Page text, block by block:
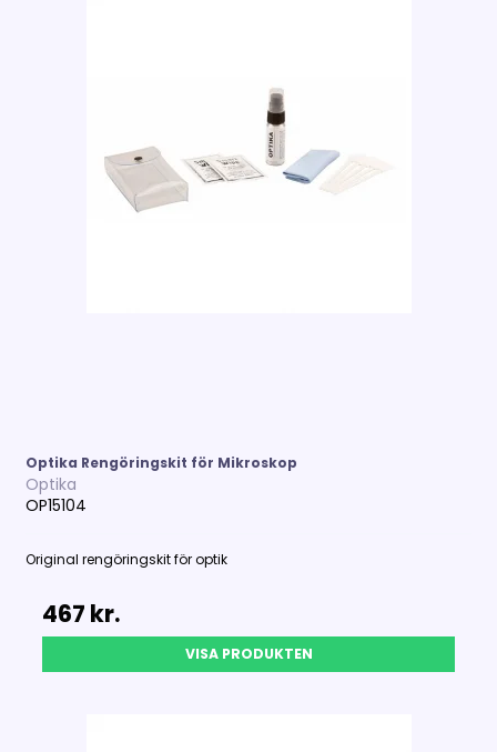
Optika Rengöringskit för Mikroskop
Optika
OP15104
Original rengöringskit för optik
467 kr.
VISA PRODUKTEN